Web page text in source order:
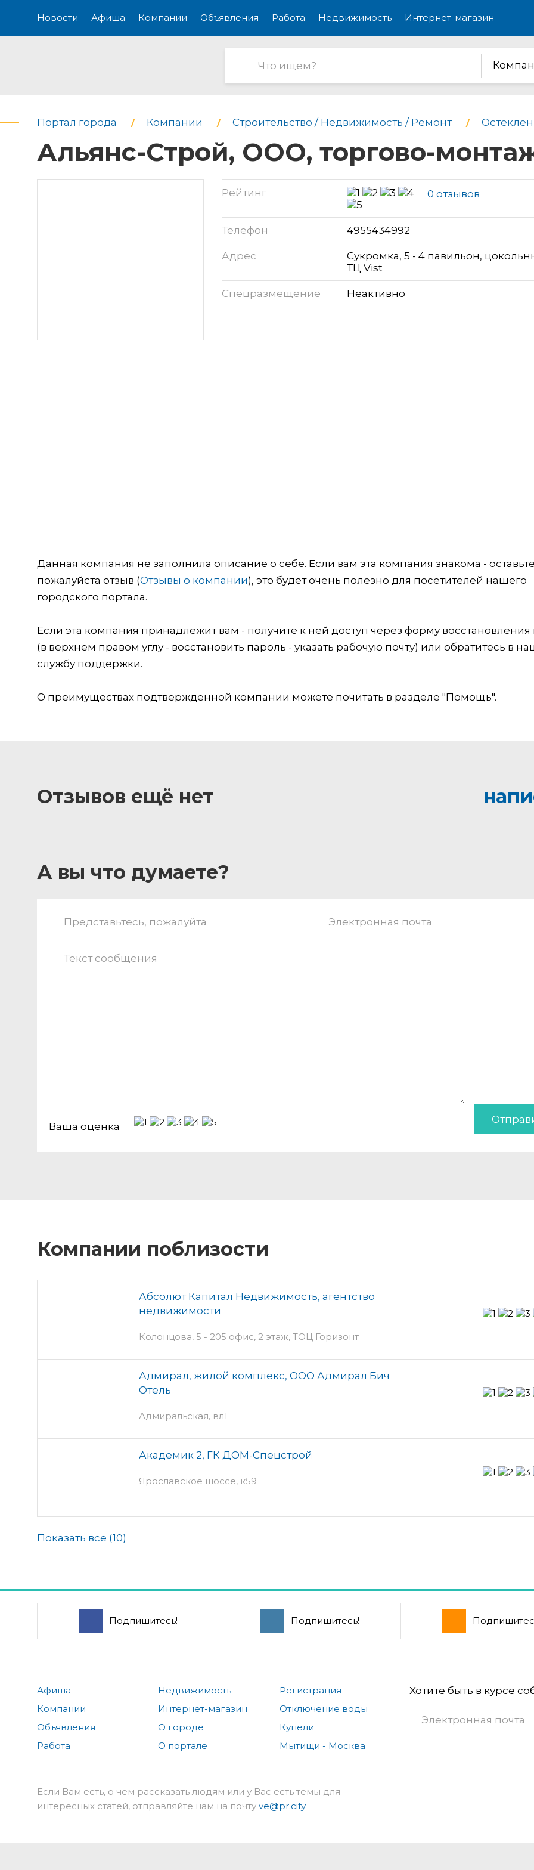
Новости Афиша Компании Объявления Работа Недвижимость Интернет-магазин
Портал города Компании Строительство / Недвижимость / Ремонт
Альянс-Строй, ООО, торгово-
Рейтинг 0 отзывов
Телефон 4955434992
Адрес
Сукромка, 5 - 4 павильон,
ТЦ Vist
Спецразмещение Неактивно
Данная компания не заполнила описание о себе. Если вам эта компания знакома -
пожалуйста отзыв (Отзывы о компании), это будет очень полезно для посетителей нашего
городского портала.
Если эта компания принадлежит вам - получите к ней доступ через форму восстановления
(в верхнем правом углу - восстановить пароль - указать рабочую почту) или обратитесь в
службу поддержки.
О преимуществах подтвержденной компании можете почитать в разделе "Помощь".
Отзывов ещё нет
А вы что думаете?
Ваша оценка
Компании поблизости
Абсолют Капитал Недвижимость, агентство
недвижимости
Колонцова, 5 - 205 офис, 2 этаж, ТОЦ Горизонт
Адмирал, жилой комплекс, ООО Адмирал Бич
Отель
Адмиральская, вл1
Академик 2, ГК ДОМ-Спецстрой
Ярославское шоссе, к59
Показать все (10)
Подпишитесь! Подпишитесь!
Афиша
Компании
Объявления
Работа
Недвижимость
Интернет-магазин
О городе
О портале
Регистрация
Отключение воды
Купели
Мытищи - Москва
Хотите быть в курсе
Если Вам есть, о чем рассказать людям или у Вас есть темы для
интересных статей, отправляйте нам на почту ve@pr.city